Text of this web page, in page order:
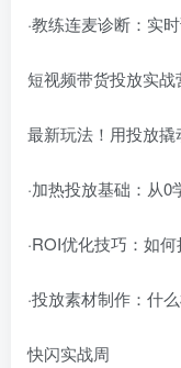
·教练连麦诊断：实
短视频带货投放实战
最新玩法！用投放撬
·加热投放基础：从
·ROI优化技巧：如
·投放素材制作：什
快闪实战周